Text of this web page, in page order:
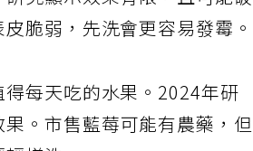
究顯示效果有限，且可能破
脆弱，先洗會更容易發霉。
每天吃的水果。2024年研
。市售藍莓可能有農藥，但